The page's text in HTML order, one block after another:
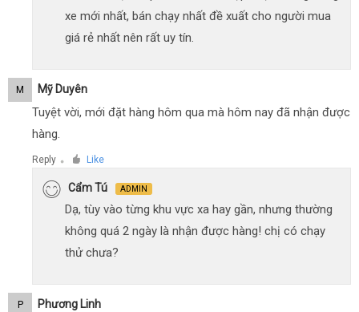
xe mới nhất, bán chạy nhất đề xuất cho người mua
giá rẻ nhất nên rất uy tín.
M Mỹ Duyên
Tuyệt vời, mới đặt hàng hôm qua mà hôm nay đã nhận được
hàng.
Reply ● Like
Cẩm Tú ADMIN
Dạ, tùy vào từng khu vực xa hay gần, nhưng thường
không quá 2 ngày là nhận được hàng! chị có chạy
thử chưa?
P Phương Linh